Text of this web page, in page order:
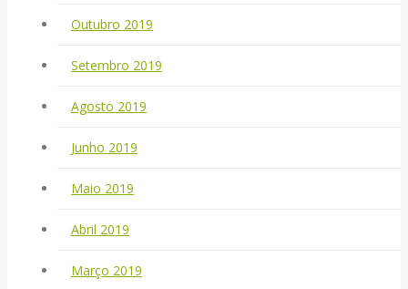
Outubro 2019
Setembro 2019
Agosto 2019
Junho 2019
Maio 2019
Abril 2019
Março 2019